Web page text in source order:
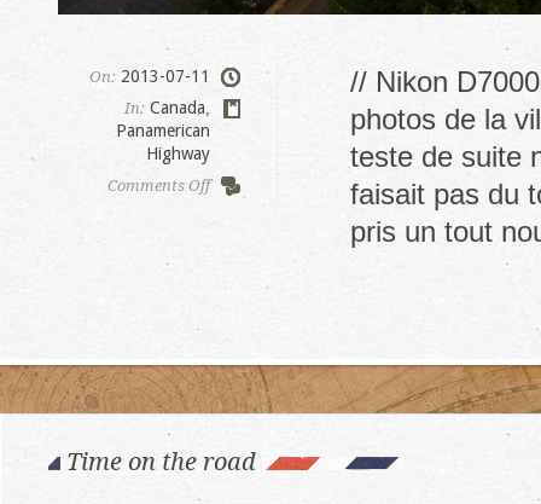
On: 2013-07-11
In: Canada
Panamerican
Highway
Comments Offon
// Nikon
photos de la
teste de suite
faisait pas du
pris un tout
Time on the road